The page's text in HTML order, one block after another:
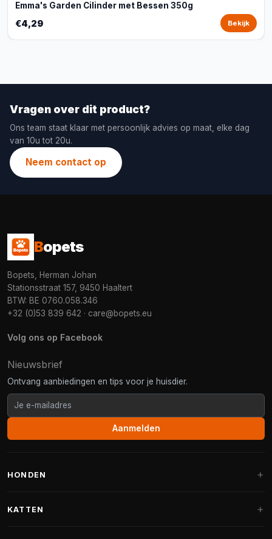
Emma's Garden Cilinder met Bessen 350g
€4,29 Bekijk
Vragen over dit product?
Ons team staat klaar met persoonlijk advies op maat, elke dag
van 10u tot 20u.
Neem contact op
Bopets
Bopets, Herman Johan
Stationsstraat 157, 9450 Haaltert
BTW: BE 0760.058.346
+32 (0)53 839 642 · care@bopets.eu
Volg ons op Facebook
Nieuwsbrief
Ontvang aanbiedingen en tips voor je huisdier.
Aanmelden
HONDEN
KATTEN